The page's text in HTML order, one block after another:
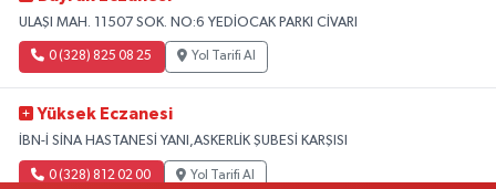
ULAŞI MAH. 11507 SOK. NO:6 YEDİOCAK PARKI CİVARI
0 (328) 825 08 25 Yol Tarifi Al
Yüksek Eczanesi
İBN-İ SİNA HASTANESİ YANI,ASKERLİK ŞUBESİ KARŞISI
0 (328) 812 02 00 Yol Tarifi Al